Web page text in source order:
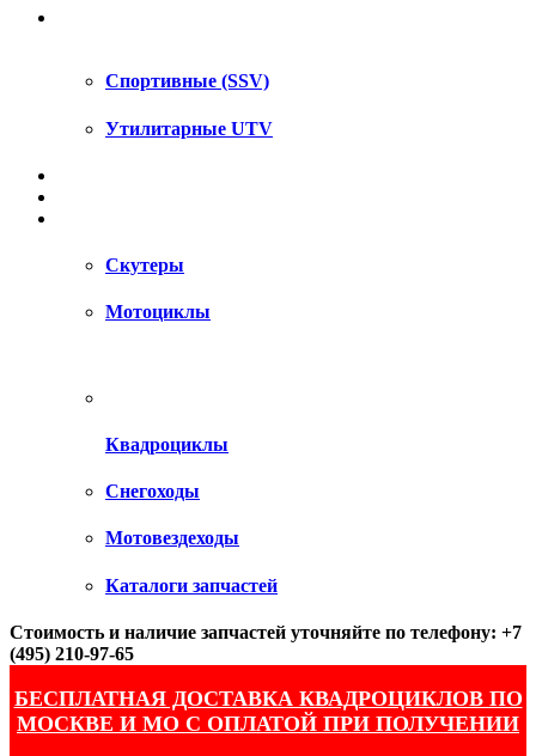
Спортивные (SSV)
Утилитарные UTV
Скутеры
Мотоциклы
Квадроциклы
Снегоходы
Мотовездеходы
Каталоги запчастей
Стоимость и наличие запчастей уточняйте по телефону: +7
(495) 210-97-65
БЕСПЛАТНАЯ ДОСТАВКА КВАДРОЦИКЛОВ ПО
МОСКВЕ И МО С ОПЛАТОЙ ПРИ ПОЛУЧЕНИИ